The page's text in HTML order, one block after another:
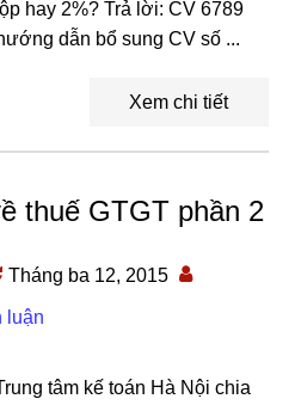
hay 2%? Trả lời: CV 6789
dẫn bổ sung CV số ...
Xem chi tiết
thuế GTGT phần 2
Tháng ba 12, 2015
luận
tâm kế toán Hà Nội chia